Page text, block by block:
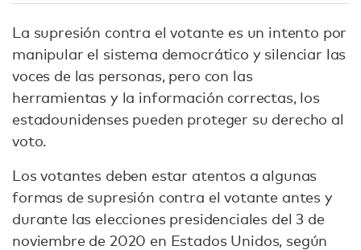
La supresión contra el votante es un intento por
manipular el sistema democrático y silenciar las
voces de las personas, pero con las
herramientas y la información correctas, los
estadounidenses pueden proteger su derecho al
voto.
Los votantes deben estar atentos a algunas
formas de supresión contra el votante antes y
durante las elecciones presidenciales del 3 de
noviembre de 2020 en Estados Unidos, según